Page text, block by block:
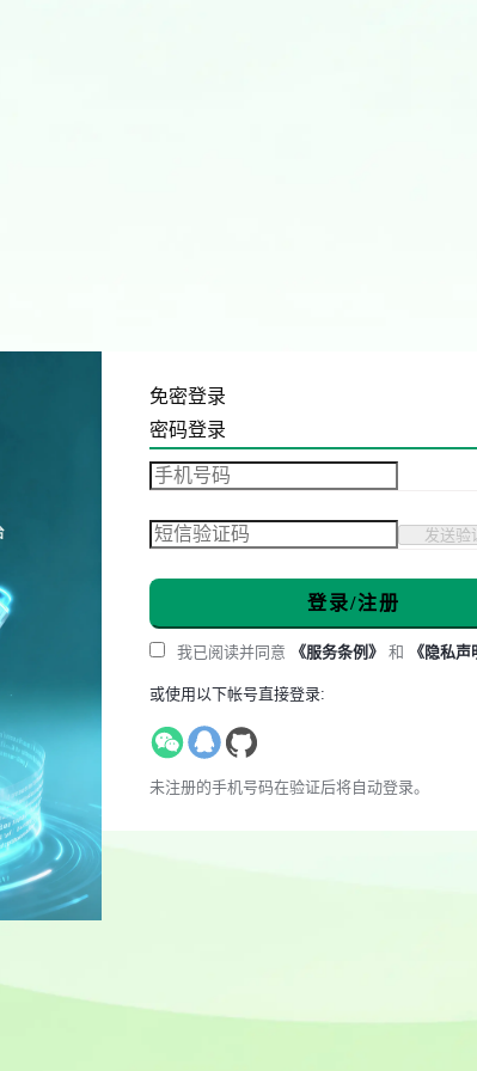
免密登录
密码登录
发送验
登录/注册
我已阅读并同意 《服务条例》 和 《隐私声
或使用以下帐号直接登录:
未注册的手机号码在验证后将自动登录。